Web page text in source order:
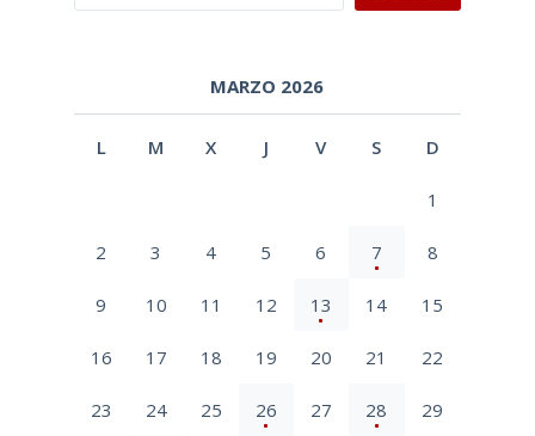
MARZO 2026
L M X J V S D
1
2 3 4 5 6 7 8
9 10 11 12 13 14 15
16 17 18 19 20 21 22
23 24 25 26 27 28 29